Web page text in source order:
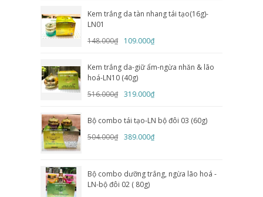
Kem trắng da tàn nhang tái tạo(16g)-
LN01
148.000₫
109.000₫
Kem trắng da-giữ ẩm-ngừa nhăn & lão
hoá-LN10 (40g)
516.000₫ 319.000₫
Bộ combo tái tạo-LN bộ đôi 03 (60g)
504.000₫ 389.000₫
Bộ combo dưỡng trắng, ngừa lão hoá -
LN-bộ đôi 02 ( 80g)